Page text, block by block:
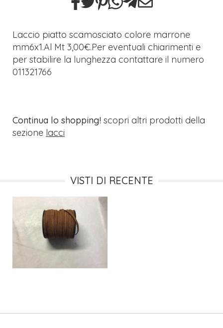
Laccio piatto scamosciato colore marrone
mm6x1.Al Mt 3,00€.Per eventuali chiarimenti e
per stabilire la lunghezza contattare il numero
011321766
Continua lo shopping! scopri altri prodotti della
sezione lacci
VISTI DI RECENTE